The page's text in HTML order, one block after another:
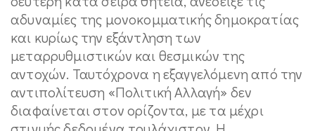
αδυναμίες της μονοκομματικής δημοκρατίας
και κυρίως την εξάντληση των
μεταρρυθμιστικών και θεσμικών της
αντοχών. Ταυτόχρονα η εξαγγελόμενη από την
αντιπολίτευση «Πολιτική Αλλαγή» δεν
διαφαίνεται στον ορίζοντα, με τα μέχρι